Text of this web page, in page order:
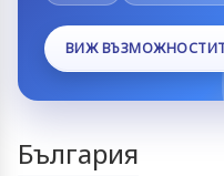
ВИЖ
България